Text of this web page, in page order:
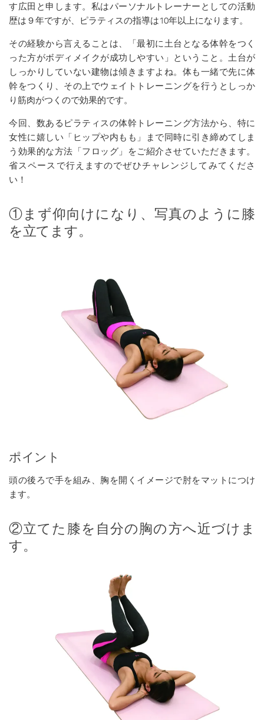
す広田と申します。私はパーソナルトレーナーとしての活動
歴は９年ですが、ピラティスの指導は10年以上になります。
その経験から言えることは、「最初に土台となる体幹をつく
った方がボディメイクが成功しやすい」ということ。土台が
しっかりしていない建物は傾きますよね。体も一緒で先に体
幹をつくり、その上でウェイトトレーニングを行うとしっか
り筋肉がつくので効果的です。
今回、数あるピラティスの体幹トレーニング方法から、特に
女性に嬉しい「ヒップや内もも」まで同時に引き締めてしま
う効果的な方法「フロッグ」をご紹介させていただきます。
省スペースで行えますのでぜひチャレンジしてみてくださ
い！
①まず仰向けになり、写真のように膝
を立てます。
ポイント
頭の後ろで手を組み、胸を開くイメージで肘をマットにつけ
ます。
②立てた膝を自分の胸の方へ近づけま
す。